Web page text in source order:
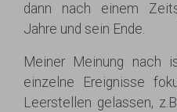
dann nach einem
Jahre und sein Ende.
Meiner Meinung nach
einzelne Ereignisse
Leerstellen gelassen,